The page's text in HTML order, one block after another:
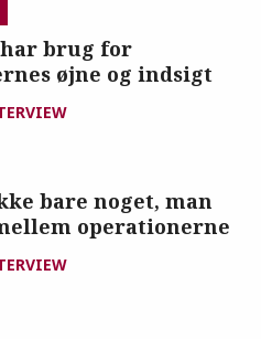
brug for
øjne og indsigt
bare noget, man
operationerne